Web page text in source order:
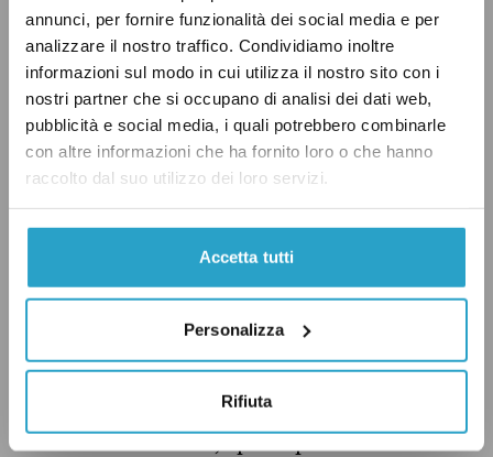
annunci, per fornire funzionalità dei social media e per
analizzare il nostro traffico. Condividiamo inoltre
informazioni sul modo in cui utilizza il nostro sito con i
nostri partner che si occupano di analisi dei dati web,
pubblicità e social media, i quali potrebbero combinarle
con altre informazioni che ha fornito loro o che hanno
raccolto dal suo utilizzo dei loro servizi.
Accetta tutti
Personalizza
Rifiuta
dell’Unione europea prima del 1995 (i
cosiddetti “Paesi dell’Europa occidentale”).
Sulla base di questi numeri, Fratoianni avrebbe
dovuto dunque dire che tra il 2012 e il 2019 la
spesa italiana in sanità pubblica è cresciuta di
circa un quarto rispetto agli aumenti
registrati in media nei 14 Paesi membri da più
I ricercatori del Crea hanno inoltre calcolato
che nel 2020, malgrado l’accelerazione dei
finanziamenti pubblici arrivati con la
pandemia, «la crescita italiana è rimasta
ancora inferiore di 1,5 punti percentuali